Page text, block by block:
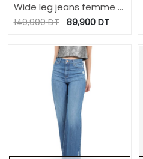
Wide leg jeans femme -
WIDED
149,900DT 89,900DT